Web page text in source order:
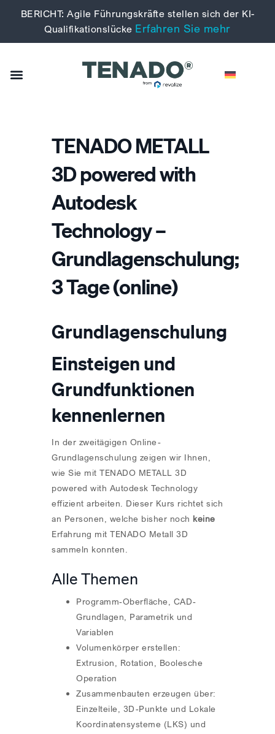
BERICHT: Agile Führungskräfte stellen sich der KI-
Qualifikationslücke Erfahren Sie mehr
TENADO METALL
3D powered with
Autodesk
Technology –
Grundlagenschulung;
3 Tage (online)
Grundlagenschulung
Einsteigen und
Grundfunktionen
kennenlernen
In der zweitägigen Online-
Grundlagenschulung zeigen wir Ihnen,
wie Sie mit TENADO METALL 3D
powered with Autodesk Technology
effizient arbeiten. Dieser Kurs richtet sich
an Personen, welche bisher noch keine
Erfahrung mit TENADO Metall 3D
sammeln konnten.
Alle Themen
Programm-Oberfläche, CAD-
Grundlagen, Parametrik und
Variablen
Volumenkörper erstellen:
Extrusion, Rotation, Boolesche
Operation
Zusammenbauten erzeugen über:
Einzelteile, 3D-Punkte und Lokale
Koordinatensysteme (LKS) und